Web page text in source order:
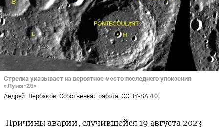
Стрелка указывает на вероятное место последнего упокоения
«Луны-25»
Андрей Щербаков. Собственная работа. CC BY-SA 4.0
Причины аварии, случившейся 19 августа 2023